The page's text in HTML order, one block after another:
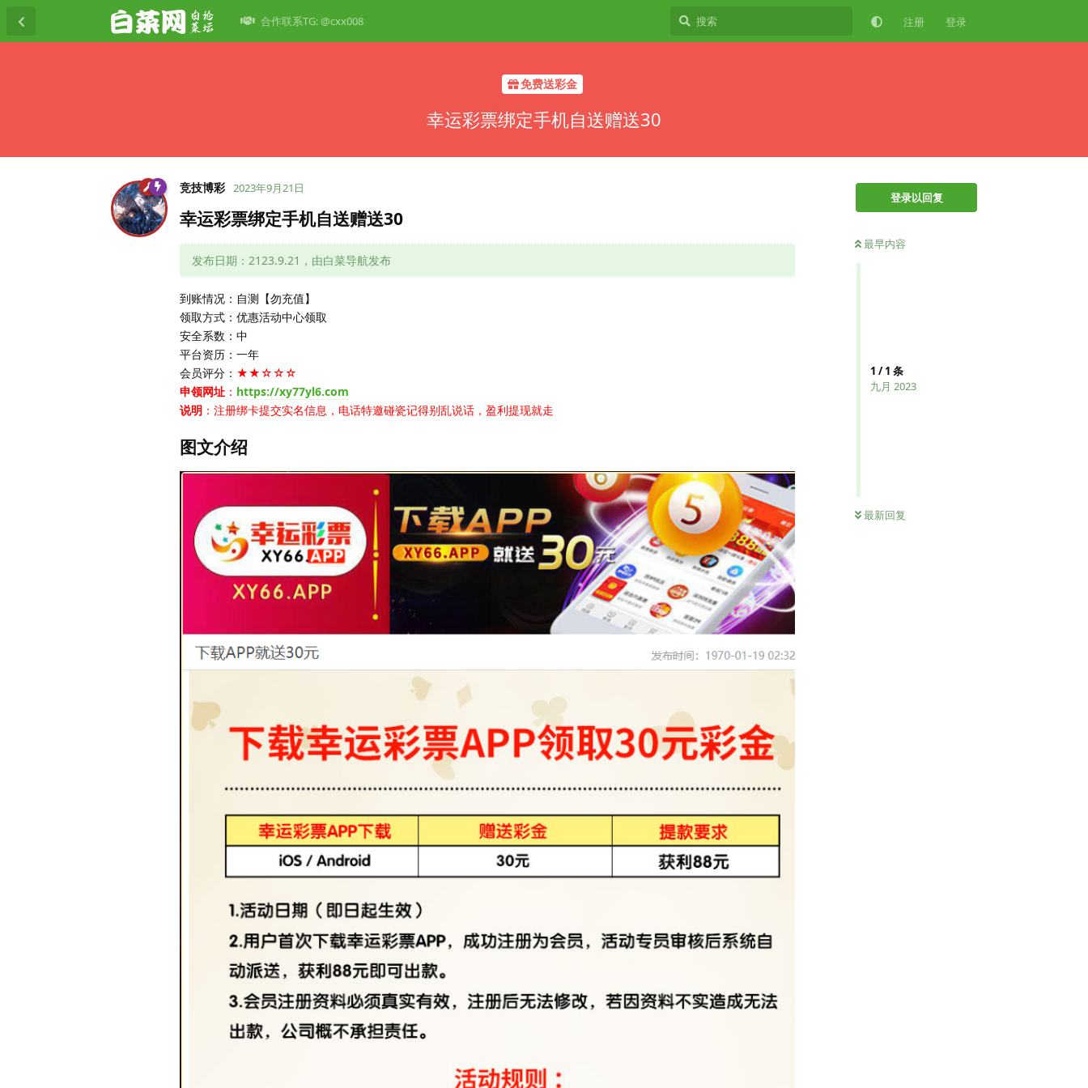
合作联系TG: @cxx008 注册 登录
免费送彩金
幸运彩票绑定手机自送赠送30
登录以回复
最早内容
1 /1 条
九月 2023
最新回复
竞技博彩 2023年9月21日
幸运彩票绑定手机自送赠送30
发布日期：2123.9.21，由白菜导航发布
到账情况：自测【勿充值】
领取方式：优惠活动中心领取
安全系数：中
平台资历：一年
会员评分： ★★☆☆☆
申领网址 ： https://xy77yl6.com
说明 ：注册绑卡提交实名信息，电话特邀碰瓷记得别乱说话，盈利提现就走
图文介绍